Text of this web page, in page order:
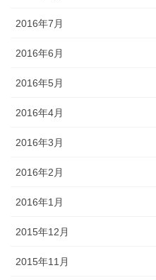
2016年7月
2016年6月
2016年5月
2016年4月
2016年3月
2016年2月
2016年1月
2015年12月
2015年11月